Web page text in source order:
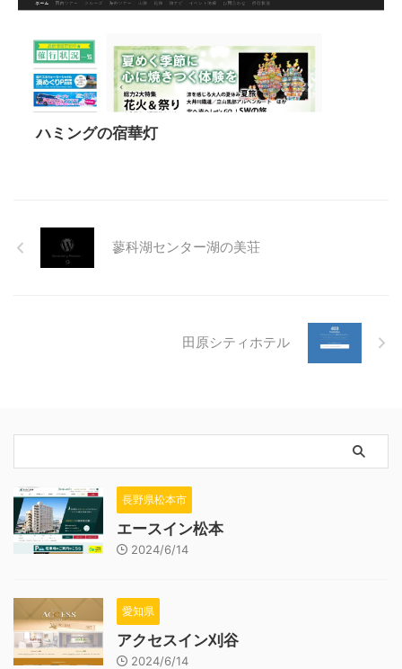
ハミングの宿華灯
蓼科湖センター湖の美荘
田原シティホテル
長野県松本市
エースイン松本
2024/6/14
愛知県
アクセスイン刈谷
2024/6/14